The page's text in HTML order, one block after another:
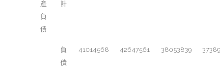
產
負
債
計
負
債
41014568 42647561 38053839